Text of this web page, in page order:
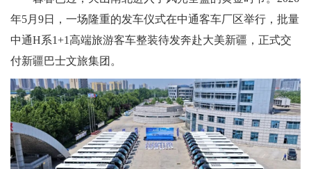
年5月9日，一场隆重的发车仪式在中通客车厂区举行，批量
中通H系1+1高端旅游客车整装待发奔赴大美新疆，正式交
付新疆巴士文旅集团。